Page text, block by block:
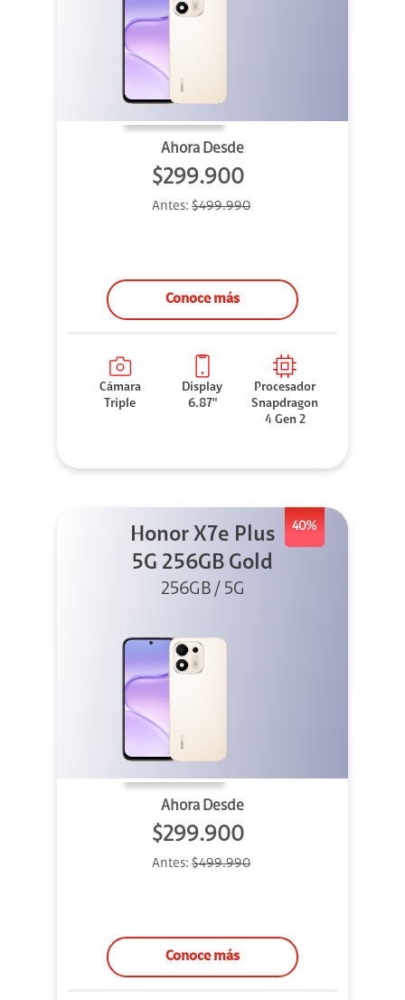
Ahora Desde
$299.900
Antes: $499.990
Conoce más
Cámara
Triple
Display
6.87"
Procesador
Snapdragon
4 Gen 2
40%
Honor X7e Plus
5G 256GB Gold
256GB / 5G
Ahora Desde
$299.900
Antes: $499.990
Conoce más